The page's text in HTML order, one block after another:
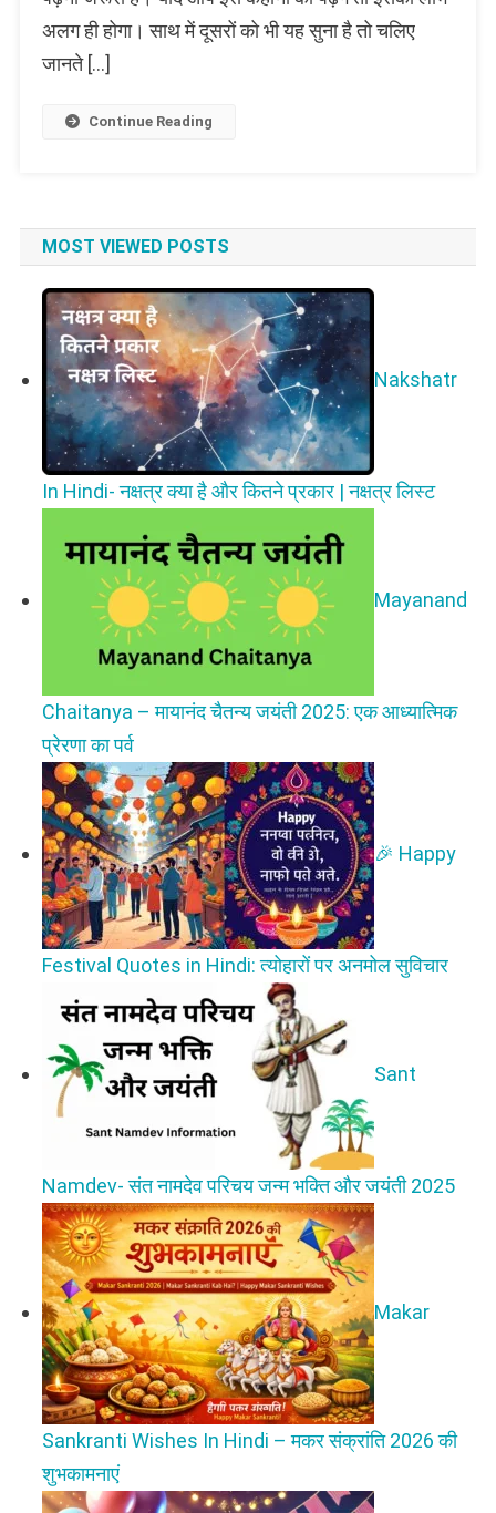
की
दूसरी
अलग ही होगा। साथ में दूसरों को भी यह सुना है तो चलिए
जानते […]
Continue Reading
MOST VIEWED POSTS
Nakshatr
In Hindi- नक्षत्र क्या है और कितने प्रकार | नक्षत्र लिस्ट
Mayanand
Chaitanya – मायानंद चैतन्य जयंती 2025: एक आध्यात्मिक
प्रेरणा का पर्व
🎉 Happy
Festival Quotes in Hindi: त्योहारों पर अनमोल सुविचार
Sant
Namdev- संत नामदेव परिचय जन्म भक्ति और जयंती 2025
Makar
Sankranti Wishes In Hindi – मकर संक्रांति 2026 की
शुभकामनाएं